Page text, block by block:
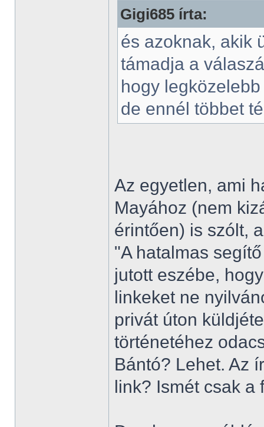
Gigi685 írta:
és azoknak, akik
támadja a
hogy
de ennél többet
Az egyetlen, ami
Mayához (nem
érintően) is szólt,
"A hatalmas
jutott eszébe,
linkeket ne
privát úton
történetéhez
Bántó? Lehet. Az
link? Ismét csak a